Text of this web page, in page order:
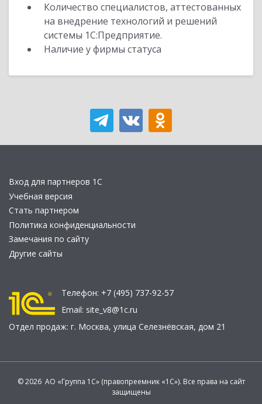
Количество специалистов, аттестованных
на внедрение технологий и решений
системы 1С:Предприятие.
Наличие у фирмы статуса
Вход для партнеров 1С
Учебная версия
Стать партнером
Политика конфиденциальности
Замечания по сайту
Другие сайты
Телефон: +7 (495) 737-92-57
Email: site_v8@1c.ru
Отдел продаж: г. Москва, улица Селезнёвская, дом 21
© 2026 АО «Группа 1С» (правопреемник «1С»). Все права на сайт
защищены